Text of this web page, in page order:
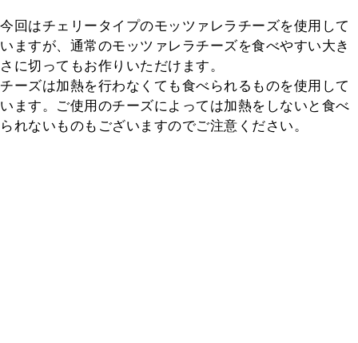
今回はチェリータイプのモッツァレラチーズを使用して
いますが、通常のモッツァレラチーズを食べやすい大き
さに切ってもお作りいただけます。
チーズは加熱を行わなくても食べられるものを使用して
います。ご使用のチーズによっては加熱をしないと食べ
られないものもございますのでご注意ください。